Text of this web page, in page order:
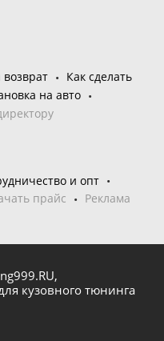
Как сделать
на авто
и опт
прайс Реклама
кузовного тюнинга